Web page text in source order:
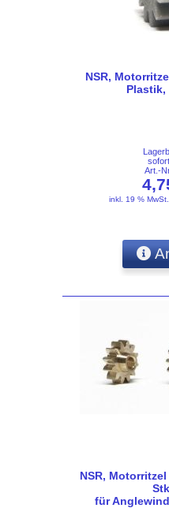
NSR,
Plastik,
Art.-
inkl. 19 %
NSR, Motorritzel
für